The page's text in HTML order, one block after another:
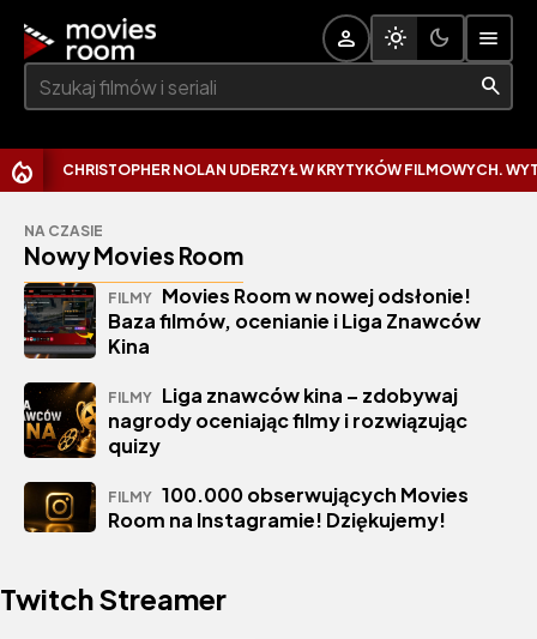
Szukaj:
CHRISTOPHER NOLAN UDERZYŁ W KRYTYKÓW FILMOWYCH.
NA CZASIE
Nowy Movies Room
FILMY Movies Room w nowej odsłonie!
Baza filmów, ocenianie i Liga Znawców
Kina
FILMY Liga znawców kina – zdobywaj
nagrody oceniając filmy i rozwiązując
quizy
FILMY 100.000 obserwujących Movies
Room na Instagramie! Dziękujemy!
Twitch Streamer